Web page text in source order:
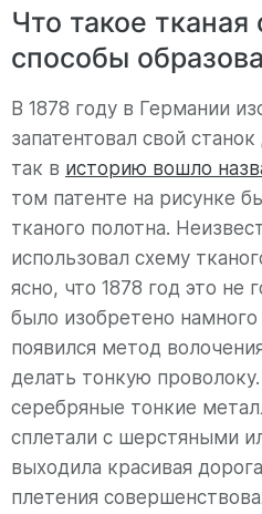
Что такое тканая
способы
В 1878 году в Германии
запатентовал свой
так в историю вошло
том патенте на рисунке
тканого полотна.
использовал схему
ясно, что 1878 год это не
было изобретено
появился метод
делать тонкую
серебряные тонкие
сплетали с шерстяными
выходила красивая
плетения